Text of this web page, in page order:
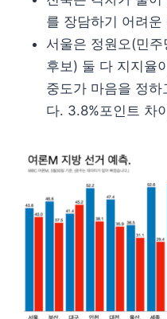
를 장담하기 어려운
서울은 정원오(민
후보) 둘 다 지지율
중도가 마음을 정
다. 3.8%포인트 차